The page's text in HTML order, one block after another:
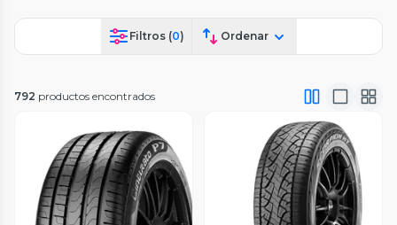
Filtros (0) Ordenar
792 productos encontrados